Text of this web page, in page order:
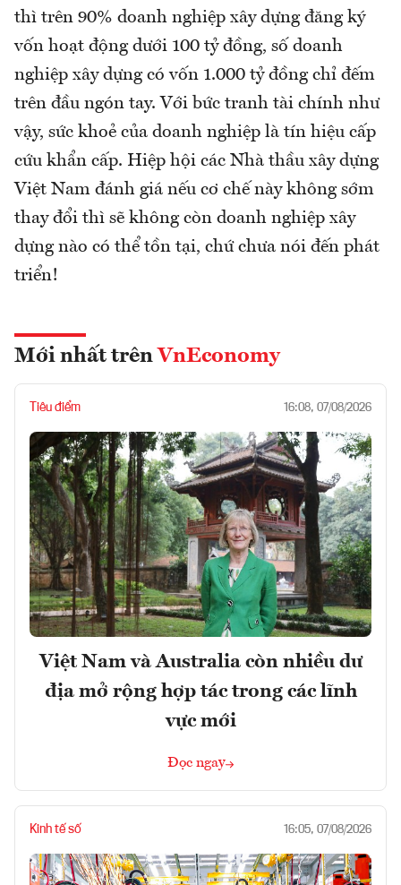
thì trên 90% doanh nghiệp xây dựng đăng ký
vốn hoạt động dưới 100 tỷ đồng, số doanh
nghiệp xây dựng có vốn 1.000 tỷ đồng chỉ đếm
trên đầu ngón tay. Với bức tranh tài chính như
vậy, sức khoẻ của doanh nghiệp là tín hiệu cấp
cứu khẩn cấp. Hiệp hội các Nhà thầu xây dựng
Việt Nam đánh giá nếu cơ chế này không sớm
thay đổi thì sẽ không còn doanh nghiệp xây
dựng nào có thể tồn tại, chứ chưa nói đến phát
triển!
Mới nhất trên VnEconomy
Tiêu điểm 16:08, 07/08/2026
Việt Nam và Australia còn nhiều dư
địa mở rộng hợp tác trong các lĩnh
vực mới
Đọc ngay
Kinh tế số 16:05, 07/08/2026